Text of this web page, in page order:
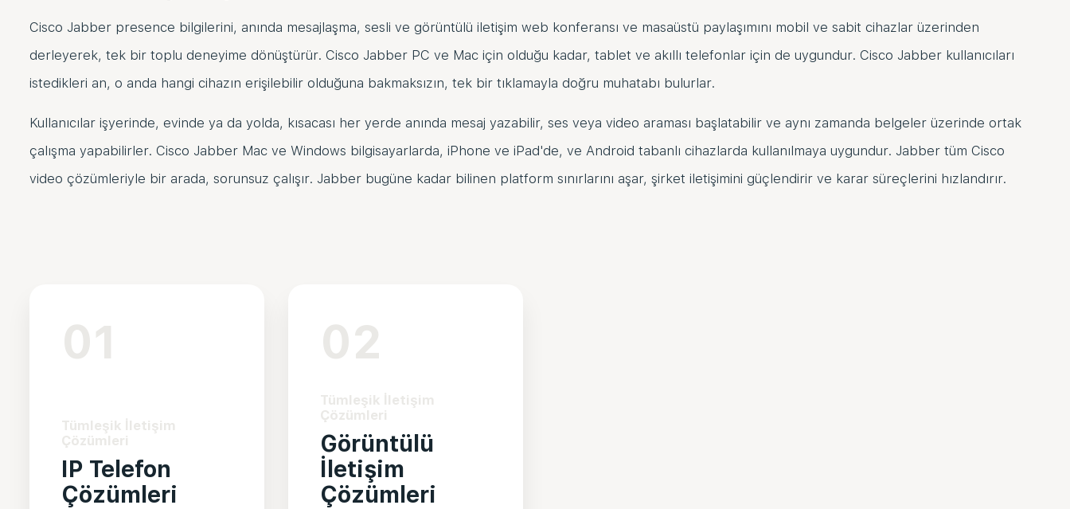
Cisco Jabber presence bilgilerini, anında mesajlaşma, sesli ve görüntülü iletişim web konferansı ve masaüstü paylaşımını mobil ve sabit cihazlar üzerinden
derleyerek, tek bir toplu deneyime dönüştürür. Cisco Jabber PC ve Mac için olduğu kadar, tablet ve akıllı telefonlar için de uygundur. Cisco Jabber kullanıcıları
istedikleri an, o anda hangi cihazın erişilebilir olduğuna bakmaksızın, tek bir tıklamayla doğru muhatabı bulurlar.
Kullanıcılar işyerinde, evinde ya da yolda, kısacası her yerde anında mesaj yazabilir, ses veya video araması başlatabilir ve aynı zamanda belgeler üzerinde ortak
çalışma yapabilirler. Cisco Jabber Mac ve Windows bilgisayarlarda, iPhone ve iPad'de, ve Android tabanlı cihazlarda kullanılmaya uygundur. Jabber tüm Cisco
video çözümleriyle bir arada, sorunsuz çalışır. Jabber bugüne kadar bilinen platform sınırlarını aşar, şirket iletişimini güçlendirir ve karar süreçlerini hızlandırır.
01
Tümleşik İletişim
Çözümleri
IP Telefon
Çözümleri
02
Tümleşik İletişim
Çözümleri
Görüntülü
İletişim
Çözümleri